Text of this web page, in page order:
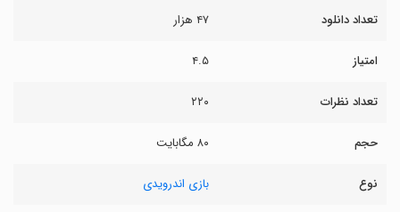
تعداد دانلود ۴۷ هزار
امتیاز ۴.۵
تعداد نظرات ۲۲۰
حجم ۸۰ مگابایت
نوع بازی اندرویدی